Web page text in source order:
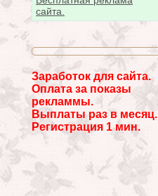
сайта.
Заработок для сайта.
Оплата за показы
рекламмы.
Выплаты раз в месяц.
Регистрация 1 мин.